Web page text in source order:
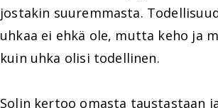
jostakin suuremmasta.
uhkaa ei ehkä ole, mutta keho ja
kuin uhka olisi todellinen.
Solin kertoo omasta taustastaan